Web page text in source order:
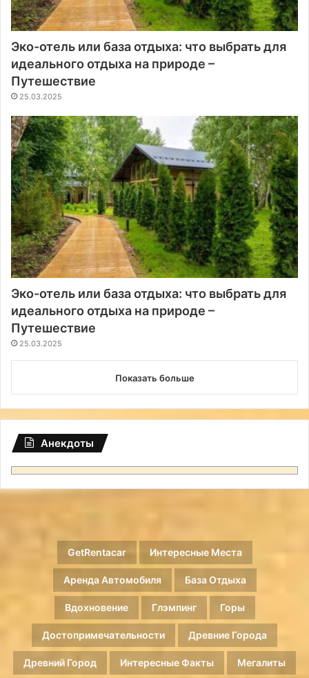
Эко-отель или база отдыха: что выбрать для
идеального отдыха на природе –
Путешествие
25.03.2025
Эко-отель или база отдыха: что выбрать для
идеального отдыха на природе –
Путешествие
25.03.2025
Показать больше
Анекдоты
GetRentacar Интересные Места
Аренда Автомобиля База Отдыха
Вдохновение Глэмпинг Горы
Достопримечательности Древние Города
Древний Город Интересные Факты Мегалиты